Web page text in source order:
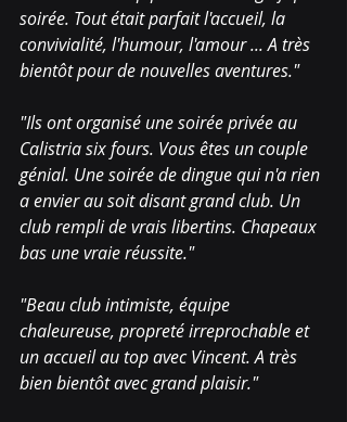
soirée. Tout était parfait l'accueil, la
convivialité, l'humour, l'amour ... A très
bientôt pour de nouvelles aventures."
"Ils ont organisé une soirée privée au
Calistria six fours. Vous êtes un couple
génial. Une soirée de dingue qui n'a rien
a envier au soit disant grand club. Un
club rempli de vrais libertins. Chapeaux
bas une vraie réussite."
"Beau club intimiste, équipe
chaleureuse, propreté irreprochable et
un accueil au top avec Vincent. A très
bien bientôt avec grand plaisir."